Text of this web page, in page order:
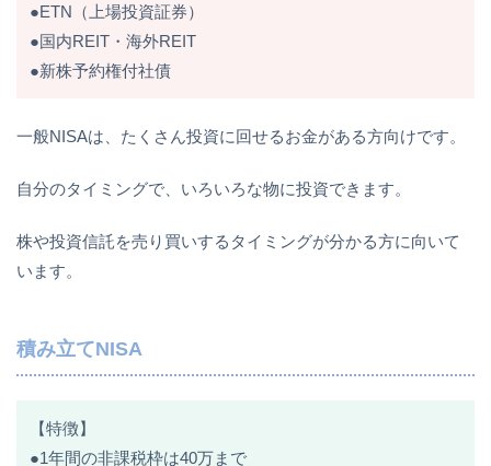
●ETN（上場投資証券）
●国内REIT・海外REIT
●新株予約権付社債
一般NISAは、たくさん投資に回せるお金がある方向けです。
自分のタイミングで、いろいろな物に投資できます。
株や投資信託を売り買いするタイミングが分かる方に向いて
います。
積み立てNISA
【特徴】
●1年間の非課税枠は40万まで